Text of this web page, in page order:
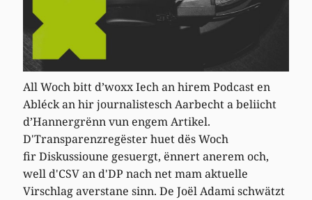
All Woch bitt d’woxx Iech an hirem Podcast en
Abléck an hir journalistesch Aarbecht a beliicht
d’Hannergrënn vun engem Artikel.
D'Transparenzregëster huet dës Woch
fir Diskussioune gesuergt, ënnert anerem och,
well d'CSV an d'DP nach net mam aktuelle
Virschlag averstane sinn. De Joël Adami schwätzt